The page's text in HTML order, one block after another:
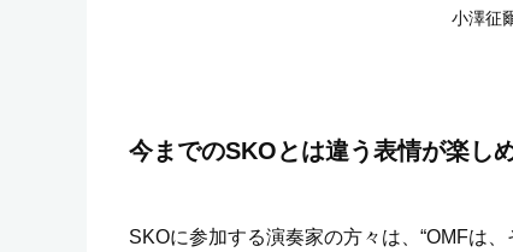
小澤征
今までのSKOとは違う表情が楽し
SKOに参加する演奏家の方々は、“OMFは